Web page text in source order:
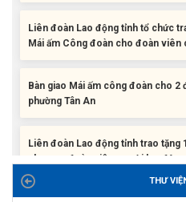
Bàn giao Mái ấm công đoàn cho
phường Tân An
Liên đoàn Lao động tỉnh trao tặng
cho con đoàn viên, người lao
ĐỜI ĐỜI GHI NHỚ CÔNG ƠN CÁC
BINH VÀ NGƯỜI CÓ CÔNG VỚI
THƯ